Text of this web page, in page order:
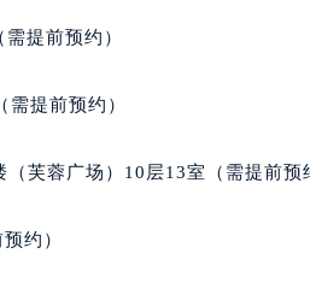
授权店1楼万宝龙售后服务中心（
座11层1102室万宝龙售后服务中
龙售后服务中心（需提前预约）
后服务中心（需提前预约）
提前预约）
提前预约）
芙蓉广场）10层13室（需提前预
约）